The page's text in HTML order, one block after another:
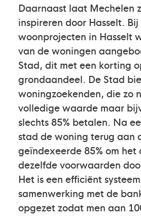
Daarnaast laat Mechelen
inspireren door Hasselt.
woonprojecten in Hasselt
van de woningen
Stad, dit met een korting
grondaandeel. De Stad
woningzoekenden, die zo
volledige waarde maar
slechts 85% betalen. Na
stad de woning terug aan
geïndexeerde 85% om het
dezelfde voorwaarden
Het is een efficiënt
samenwerking met de
opgezet zodat men aan